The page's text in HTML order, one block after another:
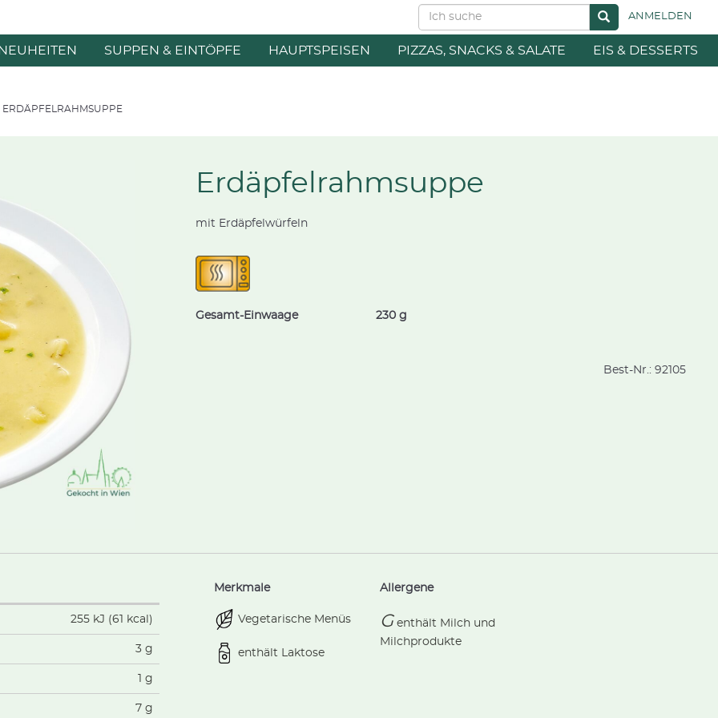
ANMELDEN
NEUHEITEN SUPPEN & EINTÖPFE HAUPTSPEISEN PIZZAS, SNACKS & SALATE EIS & DESSERTS
ERDÄPFELRAHMSUPPE
Erdäpfelrahmsuppe
mit Erdäpfelwürfeln
Gesamt-Einwaage 230 g
Best-Nr.: 92105
255 kJ (61 kcal)
3 g
1 g
7 g
Merkmale
Vegetarische Menüs
enthält Laktose
Allergene
G enthält Milch und
Milchprodukte